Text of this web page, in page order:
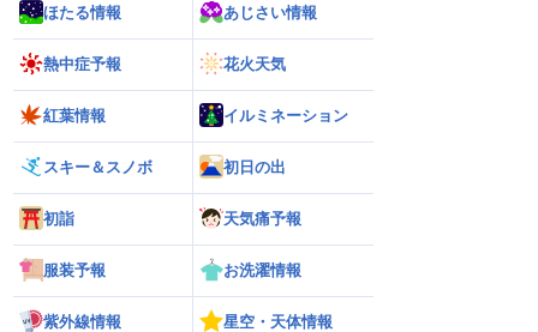
ほたる情報 あじさい情報
熱中症予報 花火天気
紅葉情報 イルミネーション
スキー＆スノボ 初日の出
初詣 天気痛予報
服装予報 お洗濯情報
紫外線情報 星空・天体情報